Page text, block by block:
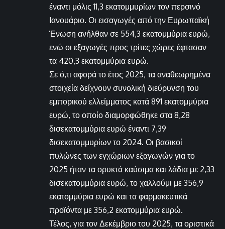
έναντι μόλις 11,3 εκατομμυρίων τον περσινό
Ιανουάριο. Οι εισαγωγές από την Ευρωπαϊκή
Ένωση ανήλθαν σε 554,3 εκατομμύρια ευρώ,
ενώ οι εξαγωγές προς τρίτες χώρες έφτασαν
τα 420,3 εκατομμύρια ευρώ.
Σε ό,τι αφορά το έτος 2025, τα αναθεωρημένα
στοιχεία δείχνουν συνολική διεύρυνση του
εμπορικού ελλείμματος κατά 891 εκατομμύρια
ευρώ, το οποίο διαμορφώθηκε στα 8,28
δισεκατομμύρια ευρώ έναντι 7,39
δισεκατομμυρίων το 2024. Οι βασικοί
πυλώνες των εγχώριων εξαγωγών για το
2025 ήταν τα ορυκτά καύσιμα και λάδια με 2,33
δισεκατομμύρια ευρώ, το χαλλούμι με 356,9
εκατομμύρια ευρώ και τα φαρμακευτικά
προϊόντα με 356,2 εκατομμύρια ευρώ.
Τέλος, για τον Δεκέμβριο του 2025, τα οριστικά